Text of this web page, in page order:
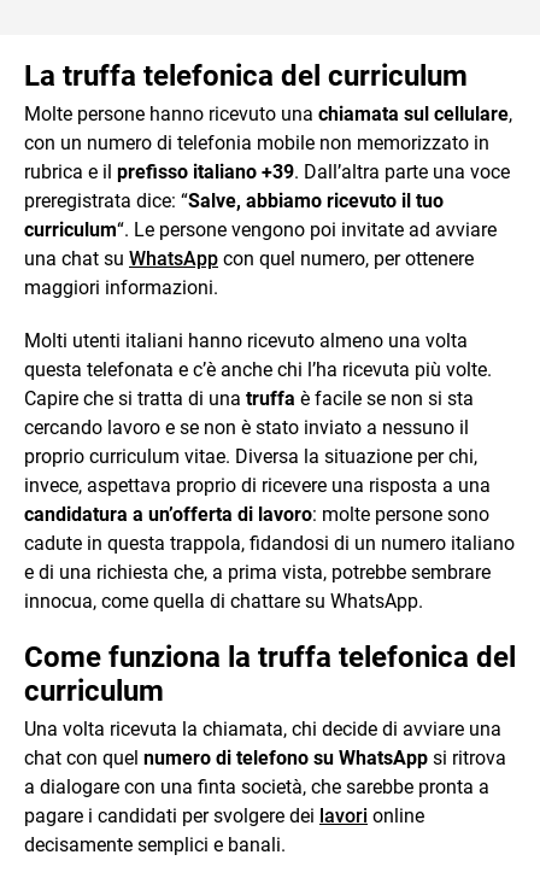
La truffa telefonica del curriculum
Molte persone hanno ricevuto una chiamata sul cellulare,
con un numero di telefonia mobile non memorizzato in
rubrica e il prefisso italiano +39. Dall’altra parte una voce
preregistrata dice: “Salve, abbiamo ricevuto il tuo
curriculum“. Le persone vengono poi invitate ad avviare
una chat su WhatsApp con quel numero, per ottenere
maggiori informazioni.
Molti utenti italiani hanno ricevuto almeno una volta
questa telefonata e c’è anche chi l’ha ricevuta più volte.
Capire che si tratta di una truffa è facile se non si sta
cercando lavoro e se non è stato inviato a nessuno il
proprio curriculum vitae. Diversa la situazione per chi,
invece, aspettava proprio di ricevere una risposta a una
candidatura a un’offerta di lavoro: molte persone sono
cadute in questa trappola, fidandosi di un numero italiano
e di una richiesta che, a prima vista, potrebbe sembrare
innocua, come quella di chattare su WhatsApp.
Come funziona la truffa telefonica del
curriculum
Una volta ricevuta la chiamata, chi decide di avviare una
chat con quel numero di telefono su WhatsApp si ritrova
a dialogare con una finta società, che sarebbe pronta a
pagare i candidati per svolgere dei lavori online
decisamente semplici e banali.